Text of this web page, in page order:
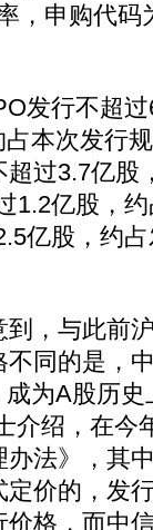
，申购代码
行不超过
本次发行
过3.7亿股
1.2亿股，
亿股，约
，与此前
同的是，
为A股历史
介绍，在今
法》，其
价的，发
格，而中